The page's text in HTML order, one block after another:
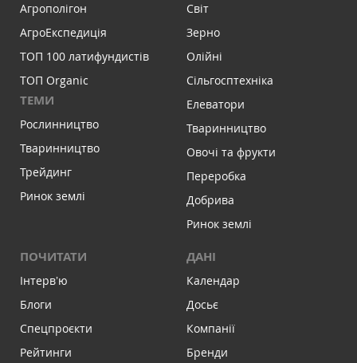
Агрополігон
АгроЕкспедиція
ТОП 100 латифундистів
ТОП Organic
ТЕМИ
Рослинництво
Тваринництво
Трейдинг
Ринок землі
Світ
Зерно
Олійні
Сільгосптехніка
Елеватори
Тваринництво
Овочі та фрукти
Переробка
Добрива
Ринок землі
ПОЧИТАТИ
Інтервʼю
Блоги
Спецпроєкти
Рейтинги
ДАНІ
Календар
Досьє
Компанії
Бренди